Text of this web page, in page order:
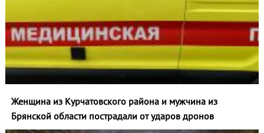
Женщина из Курчатовского района и мужчина из
Брянской области пострадали от ударов дронов